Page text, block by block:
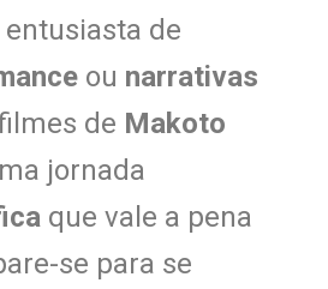
entusiasta de
ou narrativas
de Makoto
jornada
que vale a pena
se para se